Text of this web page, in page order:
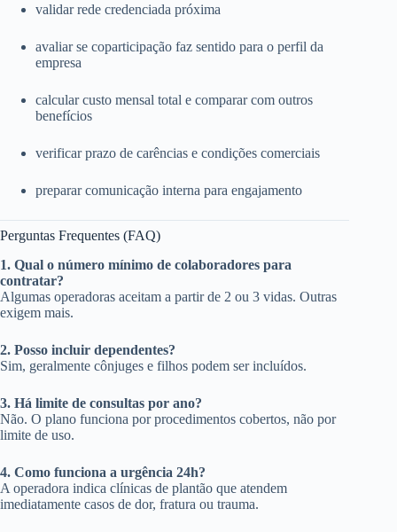
validar rede credenciada próxima
avaliar se coparticipação faz sentido para o perfil da
empresa
calcular custo mensal total e comparar com outros
benefícios
verificar prazo de carências e condições comerciais
preparar comunicação interna para engajamento
Perguntas Frequentes (FAQ)
1. Qual o número mínimo de colaboradores para
contratar?
Algumas operadoras aceitam a partir de 2 ou 3 vidas. Outras
exigem mais.
2. Posso incluir dependentes?
Sim, geralmente cônjuges e filhos podem ser incluídos.
3. Há limite de consultas por ano?
Não. O plano funciona por procedimentos cobertos, não por
limite de uso.
4. Como funciona a urgência 24h?
A operadora indica clínicas de plantão que atendem
imediatamente casos de dor, fratura ou trauma.